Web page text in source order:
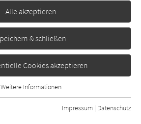
Alle akzeptieren
& schließen
Cookies akzeptieren
für grundlegende Funktionen der
ist gewährleistet, dass die Webseite
Weitere Informationen
Impressum | Datenschutz